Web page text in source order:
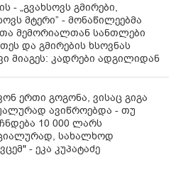
- „გვახსოვს გმირები,
მტერი” - მონაწილეებმა
მემორიალთან სანთლები
და გმირების ხსოვნას
მიაგეს: კადრები ადგილიდან
ერთი გოგონა, ვისაც გიგა
ავიწროებდა - თუ
10 000 ლარს
სახალხოდ
- ეკა კუპატაძე